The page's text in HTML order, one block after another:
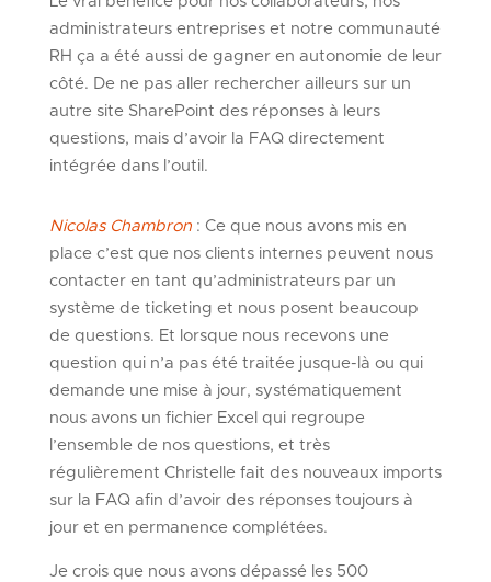
administrateurs entreprises et notre communauté
RH ça a été aussi de gagner en autonomie de leur
côté. De ne pas aller rechercher ailleurs sur un
autre site SharePoint des réponses à leurs
questions, mais d’avoir la FAQ directement
intégrée dans l’outil.
Nicolas Chambron : Ce que nous avons mis en
place c’est que nos clients internes peuvent nous
contacter en tant qu’administrateurs par un
système de ticketing et nous posent beaucoup
de questions. Et lorsque nous recevons une
question qui n’a pas été traitée jusque-là ou qui
demande une mise à jour, systématiquement
nous avons un fichier Excel qui regroupe
l’ensemble de nos questions, et très
régulièrement Christelle fait des nouveaux imports
sur la FAQ afin d’avoir des réponses toujours à
jour et en permanence complétées.
Je crois que nous avons dépassé les 500